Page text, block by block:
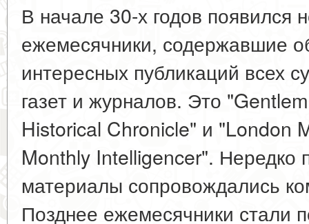
В начале 30-х годов появился
ежемесячники, содержавшие
интересных публикаций всех
газет и журналов. Это
Historical Chronicle" и "London
Monthly Intelligencer". Нередко
материалы сопровождались
Позднее ежемесячники стали